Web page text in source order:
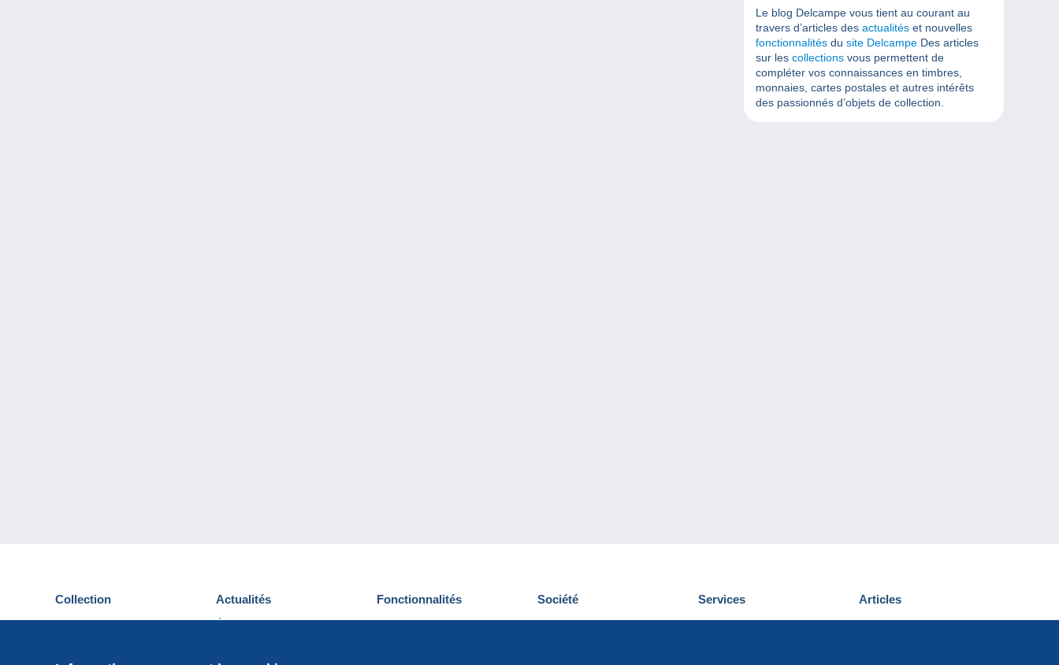
Le blog Delcampe vous tient au courant au
travers d’articles des actualités et nouvelles
fonctionnalités du site Delcampe Des articles
sur les collections vous permettent de
compléter vos connaissances en timbres,
monnaies, cartes postales et autres intérêts
des passionnés d’objets de collection.
Collection
Cartes postales
Actualités
Événements Delcampe
Fonctionnalités
Nouveautés
Société
Qui sommes-nous
Services
Découvrir Delcampe
Articles